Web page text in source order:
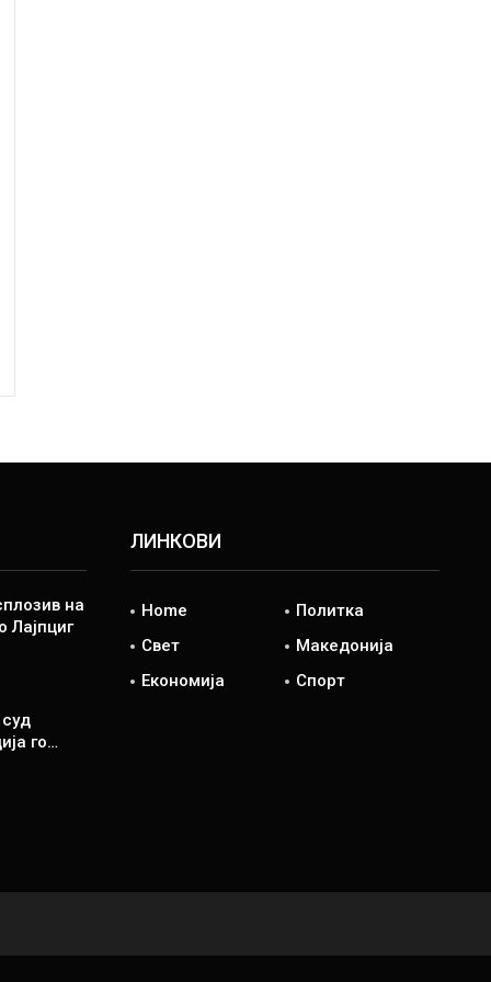
на
Лајпциг
го…
ЛИНКОВИ
Home
Политка
Свет
Македонија
Економија
Спорт